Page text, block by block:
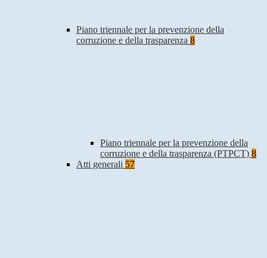
Piano triennale per la prevenzione della
corruzione e della trasparenza 8
Piano triennale per la prevenzione della
corruzione e della trasparenza (PTPCT) 8
Atti generali 57